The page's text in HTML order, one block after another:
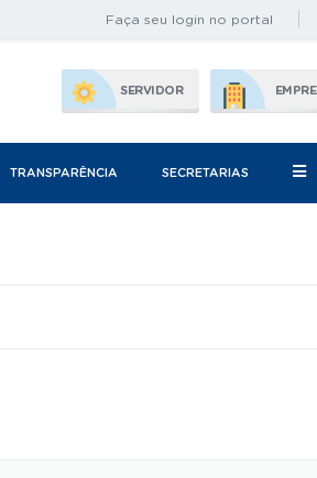
Faça seu login no portal
SERVIDOR
TRANSPARÊNCIA SECRETARIAS